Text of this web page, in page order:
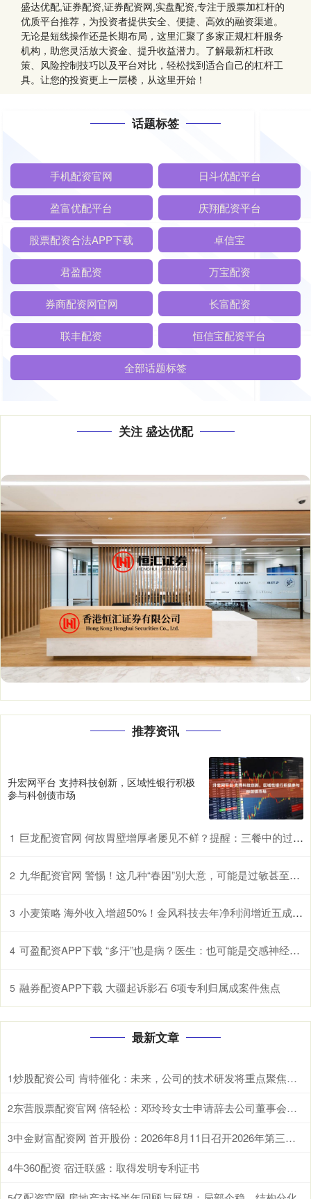
盛达优配,证券配资,证券配资网,实盘配资,专注于股票加杠杆的
优质平台推荐，为投资者提供安全、便捷、高效的融资渠道。
无论是短线操作还是长期布局，这里汇聚了多家正规杠杆服务
机构，助您灵活放大资金、提升收益潜力。了解最新杠杆政
策、风险控制技巧以及平台对比，轻松找到适合自己的杠杆工
具。让您的投资更上一层楼，从这里开始！
话题标签
手机配资官网 日斗优配平台
盈富优配平台 庆翔配资平台
股票配资合法APP下载 卓信宝
君盈配资 万宝配资
券商配资网官网 长富配资
联丰配资 恒信宝配资平台
全部话题标签
关注 盛达优配
推荐资讯
升宏网平台 支持科技创新，区域性银行积极
参与科创债市场
1 巨龙配资官网 何故胃壁增厚者屡见不鲜？提醒：三餐中的过快进食习惯许是诱因
2 九华配资官网 警惕！这几种“春困”别大意，可能是过敏甚至中风前兆
3 小麦策略 海外收入增超50%！金风科技去年净利润增近五成至27亿元
4 可盈配资APP下载 “多汗”也是病？医生：也可能是交感神经过度兴奋所致
5 融券配资APP下载 大疆起诉影石 6项专利归属成案件焦点
最新文章
1 炒股配资公司 肯特催化：未来，公司的技术研发将重点聚焦于现有生产工艺的优化迭代、全新产品开发以及前沿技术市场转化落地
2 东营股票配资官网 倍轻松：邓玲玲女士申请辞去公司董事会秘书职务
3 中金财富配资网 首开股份：2026年8月11日召开2026年第三次临时股东会
4牛360配资 宿迁联盛：取得发明专利证书